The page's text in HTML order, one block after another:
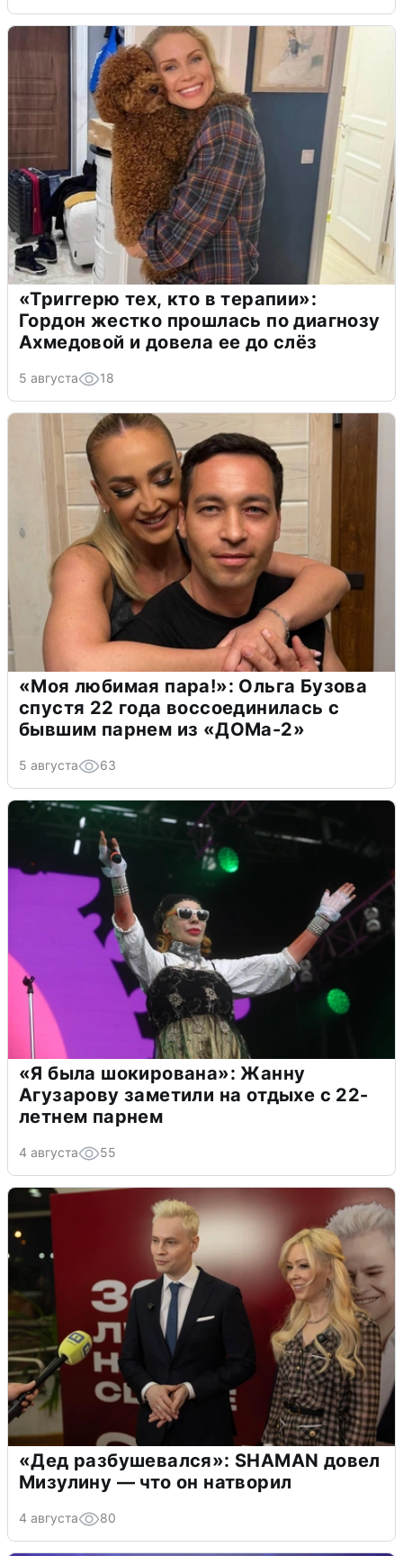
«Триггерю тех, кто в терапии»:
Гордон жестко прошлась по диагнозу
Ахмедовой и довела ее до слёз
5 августа 18
«Моя любимая пара!»: Ольга Бузова
спустя 22 года воссоединилась с
бывшим парнем из «ДОМа-2»
5 августа 63
«Я была шокирована»: Жанну
Агузарову заметили на отдыхе с 22-
летнем парнем
4 августа 55
«Дед разбушевался»: SHAMAN довел
Мизулину — что он натворил
4 августа 80